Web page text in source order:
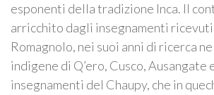
esponenti della tradizione Inca. Il
arricchito dagli insegnamenti ricevuti
Romagnolo, nei suoi anni di ricerca
indigene di Q’ero, Cusco, Ausangate
insegnamenti del Chaupy, che in